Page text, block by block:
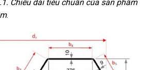
Chiều dài tiêu chuẩn của sản phẩm
.